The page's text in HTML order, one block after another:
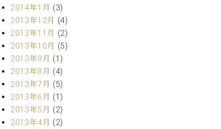
ア
ー
テ
ス
ト
カ
ス
タ
マ
2014年1月 (3)
2013年12月 (4)
2013年11月 (2)
2013年10月 (5)
2013年9月 (1)
2013年8月 (4)
2013年7月 (5)
2013年6月 (1)
2013年5月 (2)
2013年4月 (2)